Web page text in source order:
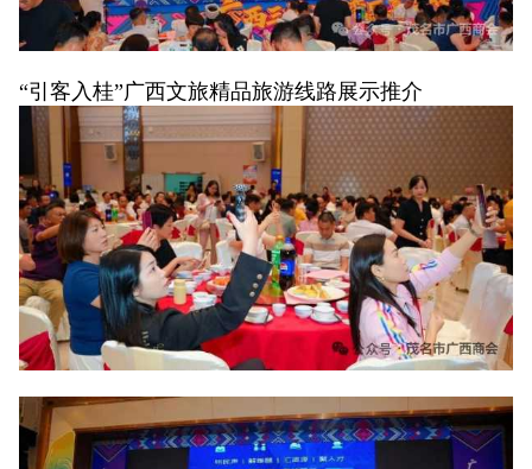
“引客入桂”广西文旅精品旅游线路展示推介